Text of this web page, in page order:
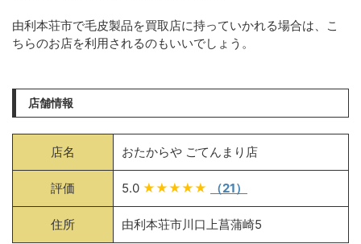
由利本荘市で毛皮製品を買取店に持っていかれる場合は、こ
ちらのお店を利用されるのもいいでしょう。
店舗情報
店名 おたからや ごてんまり店
評価 5.0 ★★★★★ （21）
住所 由利本荘市川口上菖蒲崎5